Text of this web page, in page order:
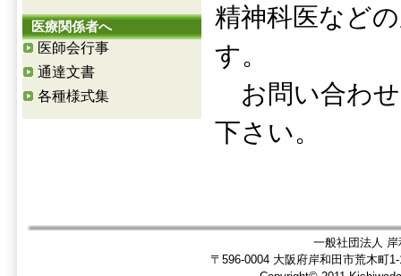
医療関係者へ
医師会行事
通達文書
各種様式集
精神科医など
す。
お問い合わせ
下さい。
一般社団法人
〒596-0004 大阪府岸和田市荒木町